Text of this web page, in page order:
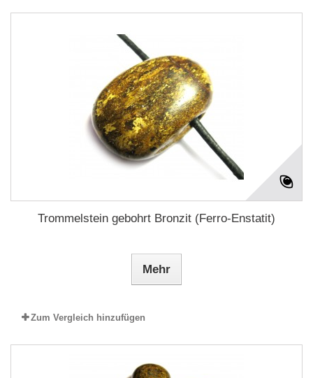
Trommelstein gebohrt Bronzit (Ferro-Enstatit)
Mehr
Zum Vergleich hinzufügen